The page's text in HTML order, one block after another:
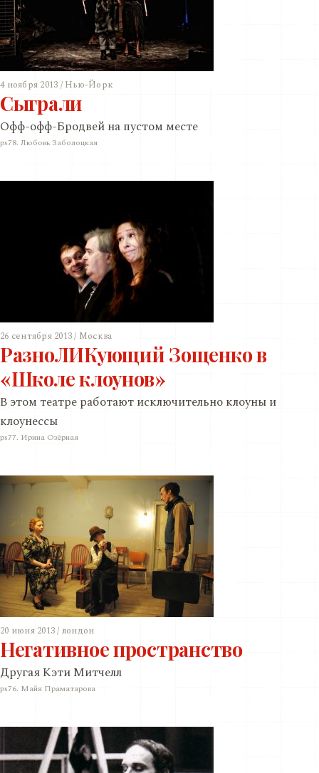
4 ноября 2013 / Нью-Йорк
Сыграли
Офф-офф-Бродвей на пустом месте
ps78. Любовь Заболоцкая
26 сентября 2013 / Москва
РазноЛИКующий Зощенко в
«Школе клоунов»
В этом театре работают исключительно клоуны и
клоунессы
ps77. Ирина Озёрная
20 июня 2013 / лондон
Негативное пространство
Другая Кэти Митчелл
ps76. Майя Праматарова